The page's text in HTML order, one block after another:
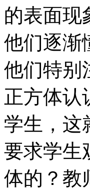
的表面现
他们逐渐
他们特别
正方体认
学生，这
要求学生
体的？教